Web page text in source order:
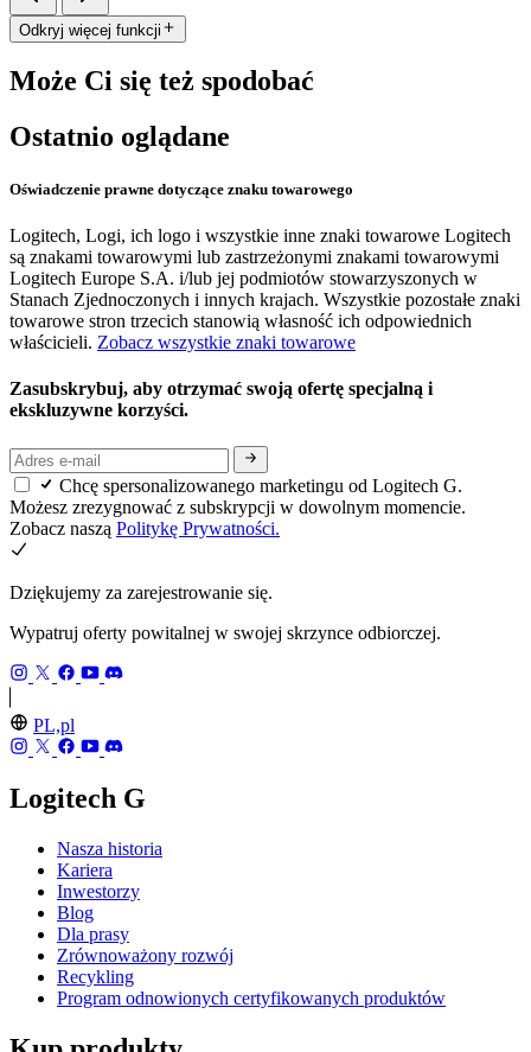
Odkryj więcej funkcji
Może Ci się też spodobać
Ostatnio oglądane
Oświadczenie prawne dotyczące znaku towarowego
Logitech, Logi, ich logo i wszystkie inne znaki towarowe Logitech
są znakami towarowymi lub zastrzeżonymi znakami towarowymi
Logitech Europe S.A. i/lub jej podmiotów stowarzyszonych w
Stanach Zjednoczonych i innych krajach. Wszystkie pozostałe znaki
towarowe stron trzecich stanowią własność ich odpowiednich
właścicieli. Zobacz wszystkie znaki towarowe
Zasubskrybuj, aby otrzymać swoją ofertę specjalną i
ekskluzywne korzyści.
Chcę spersonalizowanego marketingu od Logitech G.
Możesz zrezygnować z subskrypcji w dowolnym momencie.
Zobacz naszą Politykę Prywatności.
Dziękujemy za zarejestrowanie się.
Wypatruj oferty powitalnej w swojej skrzynce odbiorczej.
PL,pl
Logitech G
Nasza historia
Kariera
Inwestorzy
Blog
Dla prasy
Zrównoważony rozwój
Recykling
Program odnowionych certyfikowanych produktów